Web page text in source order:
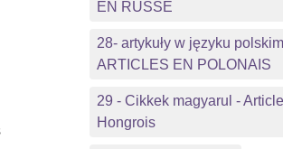
EN RUSSE
28- artykuły w języku
ARTICLES EN POLONAIS
29 - Cikkek magyarul -
Hongrois